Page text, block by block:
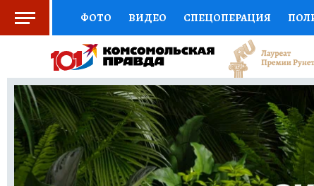
ФОТО ВИДЕО СПЕЦОПЕРАЦИЯ
СОЦПОДДЕРЖКА НАУКА СПОРТ
ВЫБОР ЭКСПЕРТОВ ДОКТОР
КНИЖНАЯ ПОЛКА ПРОГНОЗЫ НА СПОРТ
ПРЕСС-ЦЕНТР НЕДВИЖИМОСТЬ